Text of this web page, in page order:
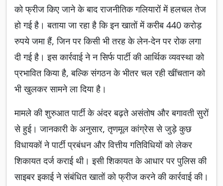
को फ्रीज किए जाने के बाद राजनीतिक गलियारों में हलचल तेज
हो गई है। बताया जा रहा है कि इन खातों में करीब 440 करोड़
रुपये जमा हैं, जिन पर किसी भी तरह के लेन-देन पर रोक लगा
दी गई है। इस कार्रवाई ने न सिर्फ पार्टी की आर्थिक व्यवस्था को
प्रभावित किया है, बल्कि संगठन के भीतर चल रही खींचतान को
भी खुलकर सामने ला दिया है।
मामले की शुरुआत पार्टी के अंदर बढ़ते असंतोष और बगावती सुरों
से हुई। जानकारी के अनुसार, तृणमूल कांग्रेस से जुड़े कुछ
विधायकों ने पार्टी प्रबंधन और वित्तीय गतिविधियों को लेकर
शिकायत दर्ज कराई थी। इसी शिकायत के आधार पर पुलिस की
साइबर इकाई ने संबंधित खातों को फ्रीज करने की कार्रवाई की।